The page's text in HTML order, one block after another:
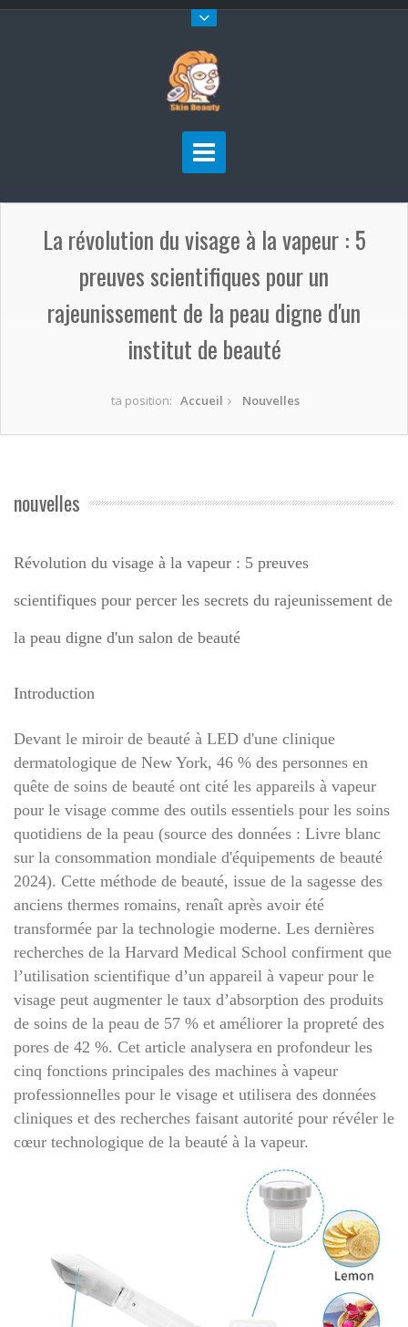
La révolution du visage à la vapeur : 5
preuves scientifiques pour un
rajeunissement de la peau digne d'un
institut de beauté
ta position: Accueil Nouvelles
nouvelles
Révolution du visage à la vapeur : 5 preuves
scientifiques pour percer les secrets du rajeunissement de
la peau digne d'un salon de beauté
Introduction
Devant le miroir de beauté à LED d'une clinique
dermatologique de New York, 46 % des personnes en
quête de soins de beauté ont cité les appareils à vapeur
pour le visage comme des outils essentiels pour les soins
quotidiens de la peau (source des données : Livre blanc
sur la consommation mondiale d'équipements de beauté
2024). Cette méthode de beauté, issue de la sagesse des
anciens thermes romains, renaît après avoir été
transformée par la technologie moderne. Les dernières
recherches de la Harvard Medical School confirment que
l’utilisation scientifique d’un appareil à vapeur pour le
visage peut augmenter le taux d’absorption des produits
de soins de la peau de 57 % et améliorer la propreté des
pores de 42 %. Cet article analysera en profondeur les
cinq fonctions principales des machines à vapeur
professionnelles pour le visage et utilisera des données
cliniques et des recherches faisant autorité pour révéler le
cœur technologique de la beauté à la vapeur.